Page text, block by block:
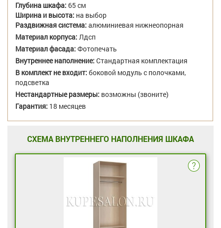
Глубина шкафа: 65 см
Ширина и высота: на выбор
Раздвижная система: алюминиевая нижнеопорная
Материал корпуса: Лдсп
Материал фасада: Фотопечать
Внутреннее наполнение: Стандартная комплектация
В комплект не входит: боковой модуль с полочками,
подсветка
Нестандартные размеры: возможны (звоните)
Гарантия: 18 месяцев
СХЕМА ВНУТРЕННЕГО НАПОЛНЕНИЯ ШКАФА